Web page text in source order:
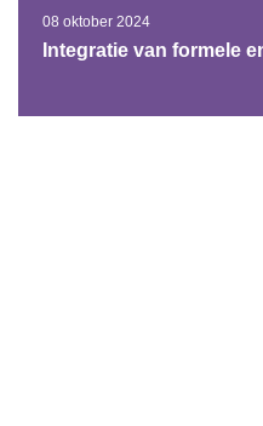
08 oktober 2024
Integratie van formele